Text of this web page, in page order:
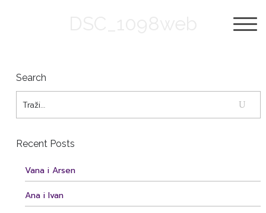
Search
Recent Posts
Vana i Arsen
Ana i Ivan